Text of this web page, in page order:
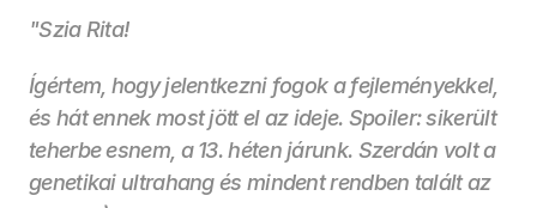
"Szia Rita!
Ígértem, hogy jelentkezni fogok a fejleményekkel,
és hát ennek most jött el az ideje. Spoiler: sikerült
teherbe esnem, a 13. héten járunk. Szerdán volt a
genetikai ultrahang és mindent rendben talált az